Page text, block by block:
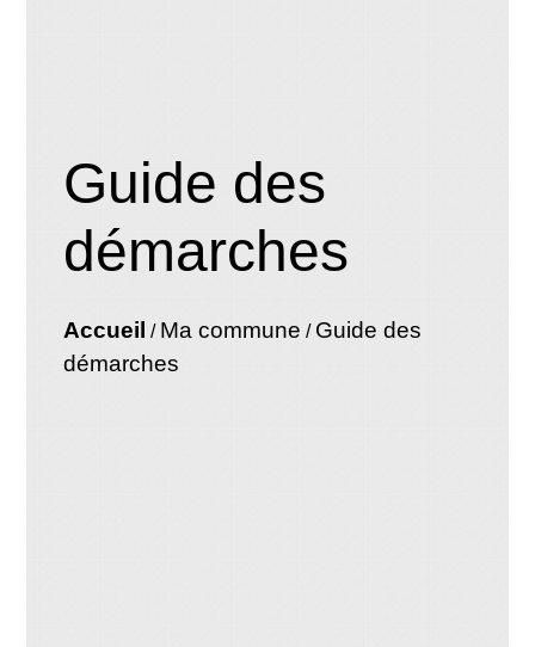
Guide des
démarches
Accueil / Ma commune / Guide des
démarches